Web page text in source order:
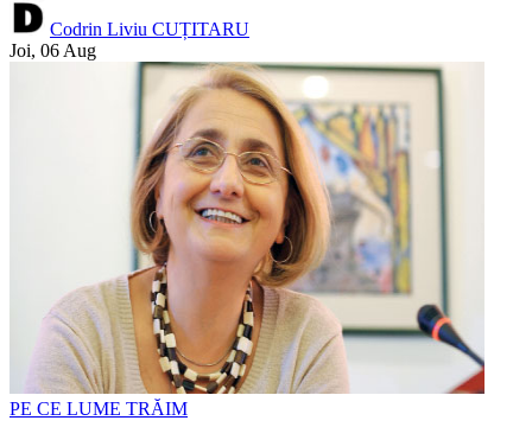
Codrin Liviu CUȚITARU
Joi, 06 Aug
PE CE LUME TRĂIM